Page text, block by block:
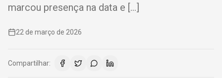
marcou presença na data e […]
22 de março de 2026
Compartilhar: